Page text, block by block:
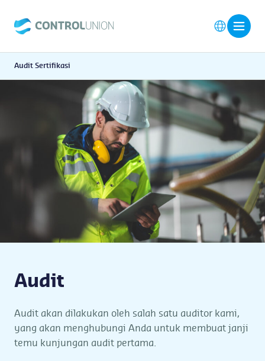
Audit
Audit akan dilakukan oleh salah satu auditor kami,
yang akan menghubungi Anda untuk membuat janji
temu kunjungan audit pertama.
Audit Sertifikasi